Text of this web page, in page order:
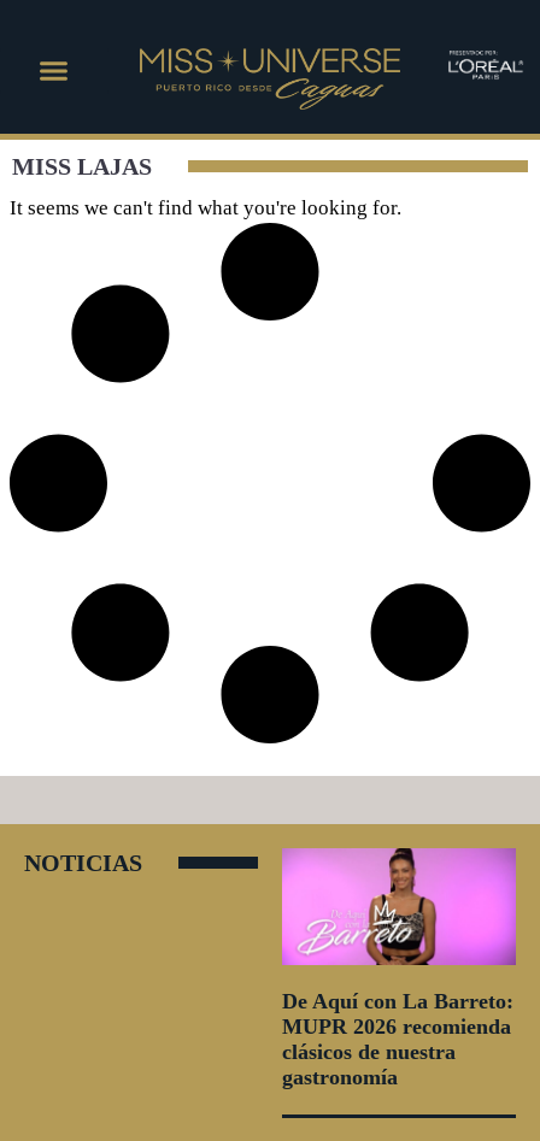
MISS LAJAS
It seems we can't find what you're looking for.
NOTICIAS
De Aquí con La Barreto:
MUPR 2026 recomienda
clásicos de nuestra
gastronomía